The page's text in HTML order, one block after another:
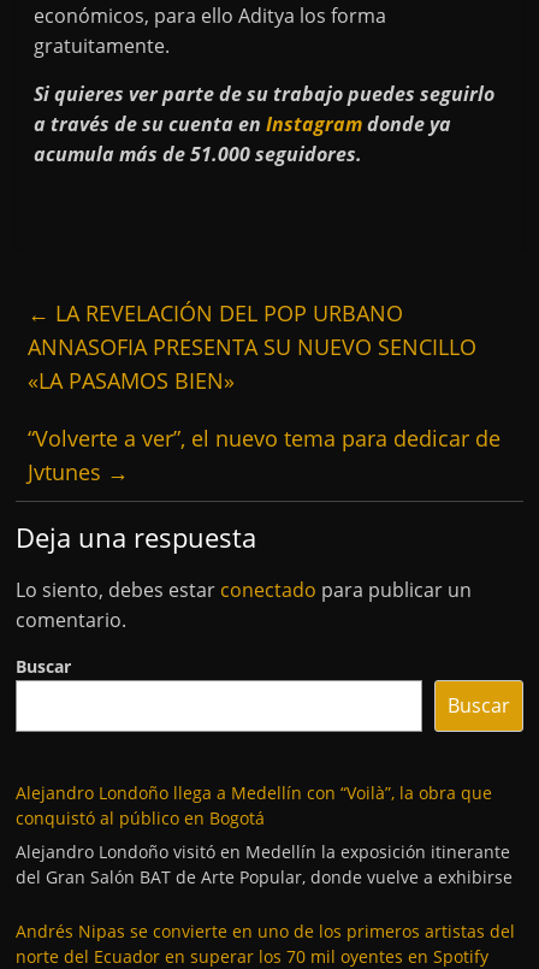
económicos, para ello Aditya los forma
gratuitamente.
Si quieres ver parte de su trabajo puedes seguirlo
a través de su cuenta enInstagramdonde ya
acumula más de 51.000 seguidores.
← LA REVELACIÓN DEL POP URBANO
ANNASOFIA PRESENTA SU NUEVO SENCILLO
«LA PASAMOS BIEN»
“Volverte a ver”, el nuevo tema para dedicar de
Jvtunes →
Deja una respuesta
Lo siento, debes estar conectado para publicar un
comentario.
Buscar
Buscar
Alejandro Londoño llega a Medellín con “Voilà”, la obra que
conquistó al público en Bogotá
Alejandro Londoño visitó en Medellín la exposición itinerante
del Gran Salón BAT de Arte Popular, donde vuelve a exhibirse
Andrés Nipas se convierte en uno de los primeros artistas del
norte del Ecuador en superar los 70 mil oyentes en Spotify